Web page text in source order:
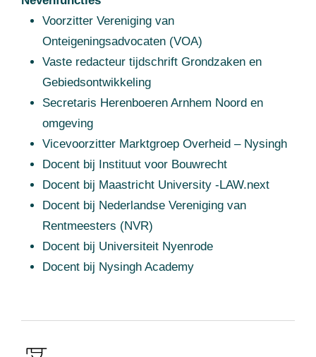
Voorzitter Vereniging van
Onteigeningsadvocaten (VOA)
Vaste redacteur tijdschrift Grondzaken en
Gebiedsontwikkeling
Secretaris Herenboeren Arnhem Noord en
omgeving
Vicevoorzitter Marktgroep Overheid – Nysingh
Docent bij Instituut voor Bouwrecht
Docent bij Maastricht University -LAW.next
Docent bij Nederlandse Vereniging van
Rentmeesters (NVR)
Docent bij Universiteit Nyenrode
Docent bij Nysingh Academy